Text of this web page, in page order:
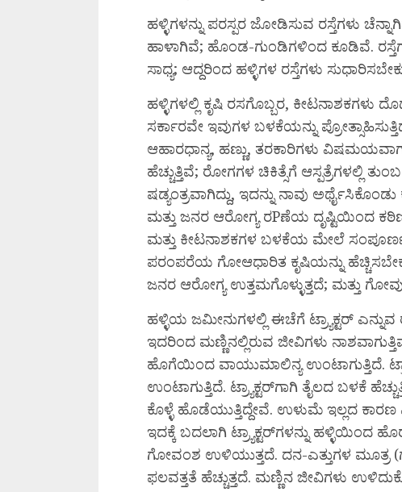
ಹಳ್ಳಿಗಳನ್ನು ಪರಸ್ಪರ ಜೋಡಿಸುವ ರಸ್ತೆಗಳು
ಹಾಳಾಗಿವೆ; ಹೊಂಡ-ಗುಂಡಿಗಳಿಂದ ಕೂಡಿವೆ.
ಸಾಧ್ಯ; ಆದ್ದರಿಂದ ಹಳ್ಳಿಗಳ ರಸ್ತೆಗಳು
ಹಳ್ಳಿಗಳಲ್ಲಿ ಕೃಷಿ ರಸಗೊಬ್ಬರ, ಕೀಟನಾಶಕಗಳು
ಸರ್ಕಾರವೇ ಇವುಗಳ ಬಳಕೆಯನ್ನು
ಆಹಾರಧಾನ್ಯ, ಹಣ್ಣು, ತರಕಾರಿಗಳು
ಹೆಚ್ಚುತ್ತಿವೆ; ರೋಗಗಳ ಚಿಕಿತ್ಸೆಗೆ ಆಸ್ಪತ್ರೆಗಳಲ್ಲಿ
ಷಡ್ಯಂತ್ರವಾಗಿದ್ದು, ಇದನ್ನು ನಾವು
ಮತ್ತು ಜನರ ಆರೋಗ್ಯ ರPಣೆಯ ದೃಷ್ಟಿಯಿಂದ ಕಠಿಣ
ಮತ್ತು ಕೀಟನಾಶಕಗಳ ಬಳಕೆಯ ಮೇಲೆ
ಪರಂಪರೆಯ ಗೋಆಧಾರಿತ ಕೃಷಿಯನ್ನು
ಜನರ ಆರೋಗ್ಯ ಉತ್ತಮಗೊಳ್ಳುತ್ತದೆ; ಮತ್ತು
ಹಳ್ಳಿಯ ಜಮೀನುಗಳಲ್ಲಿ ಈಚೆಗೆ ಟ್ರ್ಯಾಕ್ಟರ್
ಇದರಿಂದ ಮಣ್ಣಿನಲ್ಲಿರುವ ಜೀವಿಗಳು
ಹೊಗೆಯಿಂದ ವಾಯುಮಾಲಿನ್ಯ ಉಂಟಾಗುತ್ತಿದೆ.
ಉಂಟಾಗುತ್ತಿದೆ. ಟ್ರ್ಯಾಕ್ಟರ್‌ಗಾಗಿ ತೈಲದ ಬಳಕೆ
ಕೊಳ್ಳೆ ಹೊಡೆಯುತ್ತಿದ್ದೇವೆ. ಉಳುಮೆ ಇಲ್ಲದ ಕಾರಣ
ಇದಕ್ಕೆ ಬದಲಾಗಿ ಟ್ರ್ಯಾಕ್ಟರ್‌ಗಳನ್ನು ಹಳ್ಳಿಯಿಂದ
ಗೋವಂಶ ಉಳಿಯುತ್ತದೆ. ದನ-ಎತ್ತುಗಳ ಮೂತ್ರ
ಫಲವತ್ತತೆ ಹೆಚ್ಚುತ್ತದೆ. ಮಣ್ಣಿನ ಜೀವಿಗಳು